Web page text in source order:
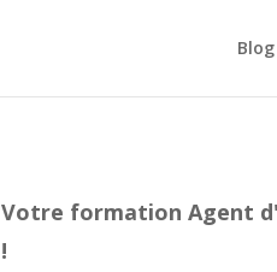
Blog
Votre formation Agent
!